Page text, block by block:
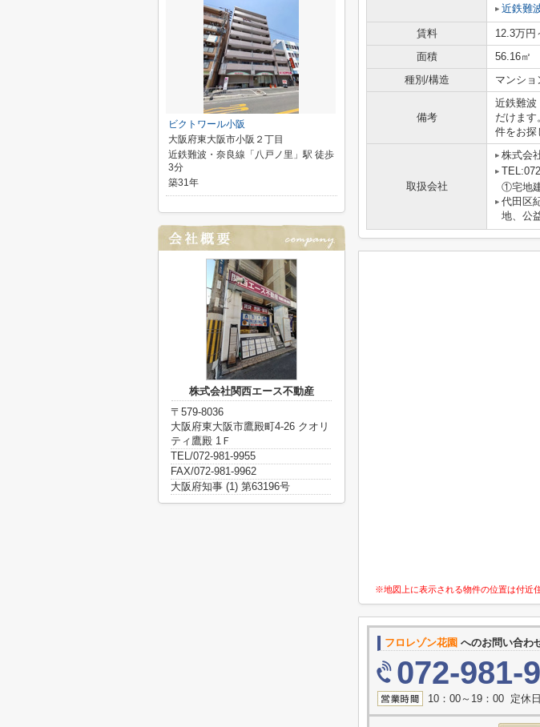
近鉄難
賃料 12.3万円
面積
56.16㎡
種別/構造
マンショ
備考
近鉄難波
だけま
件をお探
取扱会社
株式会
①宅地
代田区
地、公
※地図上に表示される物件の位置は付近
フロレゾン花園 へのお問い合わ
072-981-
10：00～19：00 定休
ビクトワール小阪
大阪府東大阪市小阪２丁目
近鉄難波・奈良線「八戸ノ里」駅 徒歩
3分
築31年
株式会社関西エース不動産
〒579-8036
大阪府東大阪市鷹殿町4-26 クオリ
ティ鷹殿 1Ｆ
TEL/072-981-9955
FAX/072-981-9962
大阪府知事 (1) 第63196号